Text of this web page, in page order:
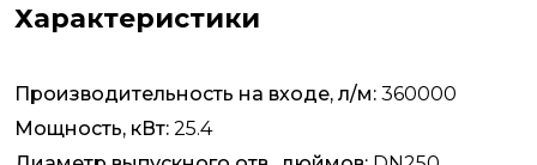
Характеристики
Производительность на входе, л/м: 360000
Мощность, кВт: 25.4